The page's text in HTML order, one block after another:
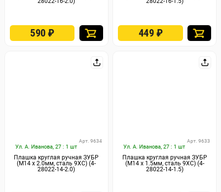
590₽ 449 ₽
Ул. А. Иванова, 27 : 1 шт
Арт. 9634
Плашка круглая ручная ЗУБР
(М14 x 2.0мм, сталь 9ХС) (4-
28022-14-2.0)
Ул. А. Иванова, 27 : 1 шт
Арт. 9633
Плашка круглая ручная ЗУБР
(М14 x 1.5мм, сталь 9ХС) (4-
28022-14-1.5)